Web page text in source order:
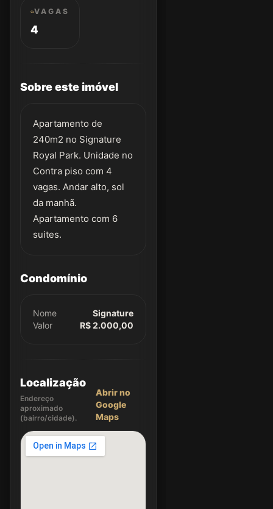
VAGAS
4
Sobre este imóvel
Apartamento de
240m2 no Signature
Royal Park. Unidade no
Contra piso com 4
vagas. Andar alto, sol
da manhã.
Apartamento com 6
suites.
Condomínio
Nome
Signature
Valor
R$ 2.000,00
Localização
Endereço
aproximado
(bairro/cidade).
Abrir no
Google
Maps